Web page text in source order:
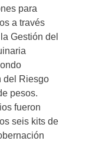
para
a través
Gestión del
del Riesgo
pesos.
fueron
seis kits de